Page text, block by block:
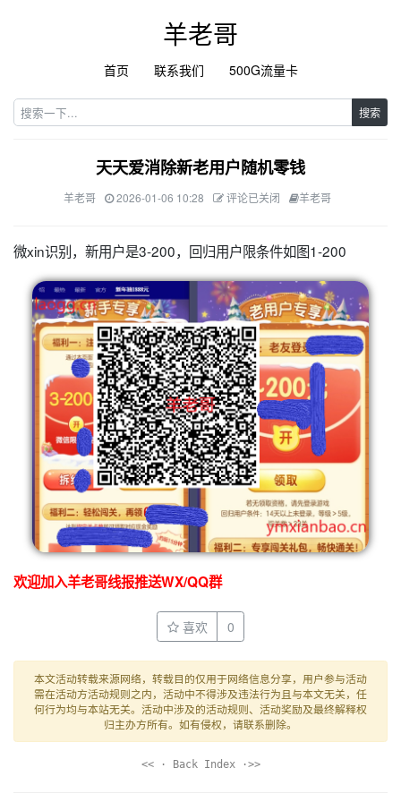
羊老哥
首页 联系我们 500G流量卡
搜索
天天爱消除新老用户随机零钱
羊老哥 2026-01-06 10:28 评论已关闭 羊老哥
微xin识别，新用户是3-200，回归用户限条件如图1-200
欢迎加入羊老哥线报推送WX/QQ群
喜欢 0
本文活动转载来源网络，转载目的仅用于网络信息分享，用户参与活动
需在活动方活动规则之内，活动中不得涉及违法行为且与本文无关，任
何行为均与本站无关。活动中涉及的活动规则、活动奖励及最终解释权
归主办方所有。如有侵权，请联系删除。
<< · Back Index ·>>